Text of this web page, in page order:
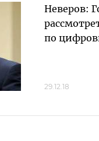
Неверов:
по
29.12.18